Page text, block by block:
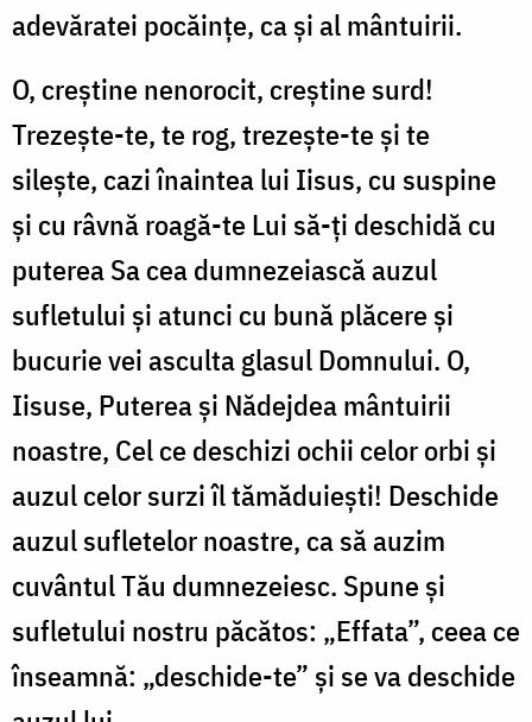
adevăratei pocăinţe, ca şi al mântuirii.
O, creştine nenorocit, creştine surd!
Trezeşte-te, te rog, trezeşte-te şi te
sileşte, cazi înaintea lui Iisus, cu suspine
şi cu râvnă roagă-te Lui să-ţi deschidă cu
puterea Sa cea dumnezeiască auzul
sufletului şi atunci cu bună plăcere şi
bucurie vei asculta glasul Domnului. O,
Iisuse, Puterea şi Nădejdea mântuirii
noastre, Cel ce deschizi ochii celor orbi şi
auzul celor surzi îl tămăduieşti! Deschide
auzul sufletelor noastre, ca să auzim
cuvântul Tău dumnezeiesc. Spune şi
sufletului nostru păcătos: „Effata”, ceea ce
înseamnă: „deschide-te” şi se va deschide